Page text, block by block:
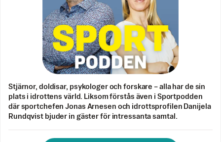
Stjärnor, doldisar, psykologer och forskare – alla har de sin
plats i idrottens värld. Liksom förstås även i Sportpodden
där sportchefen Jonas Arnesen och idrottsprofilen Danijela
Rundqvist bjuder in gäster för intressanta samtal.